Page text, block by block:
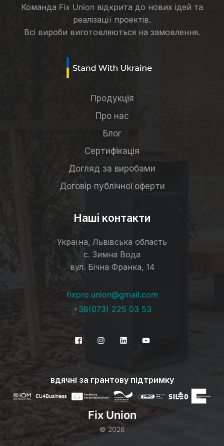
Команда Fix Union відкрита до нових ідей та
реалізації проектів.
Всі вироби виготовляються на замовлення.
Продукція
Про нас
Блог
Сертифікація
Догляд за виробами
Договір публічної оферти
Наші контакти
Україна, Львівська область
с. Зимна Вода
вул. Бічна Франка, 14
fixpro.union@gmail.com
+38(073) 225 03 53
Fix Union
© 2026
вдячні за грантову підтримку